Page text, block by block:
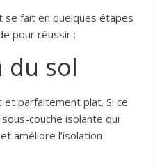
fait en quelques étapes
pour réussir :
du sol
parfaitement plat. Si ce
couche isolante qui
améliore l’isolation